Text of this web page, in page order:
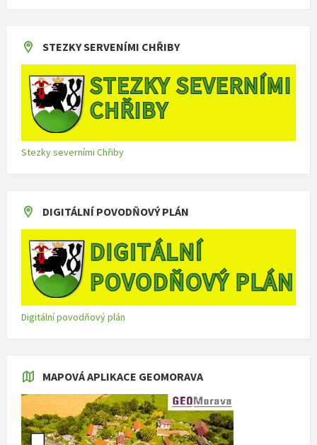
STEZKY SERVENÍMI CHŘIBY
Stezky severními Chřiby
DIGITÁLNÍ POVODŇOVÝ PLÁN
Digitální povodňový plán
MAPOVÁ APLIKACE GEOMORAVA